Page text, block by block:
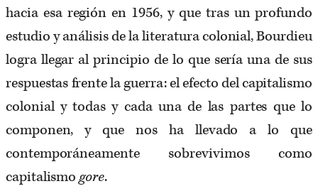
hacia esa región en 1956, y que tras un profundo
estudio y análisis de la literatura colonial, Bourdieu
logra llegar al principio de lo que sería una de sus
respuestas frente la guerra: el efecto del capitalismo
colonial y todas y cada una de las partes que lo
componen, y que nos ha llevado a lo que
contemporáneamente sobrevivimos como
capitalismogore.